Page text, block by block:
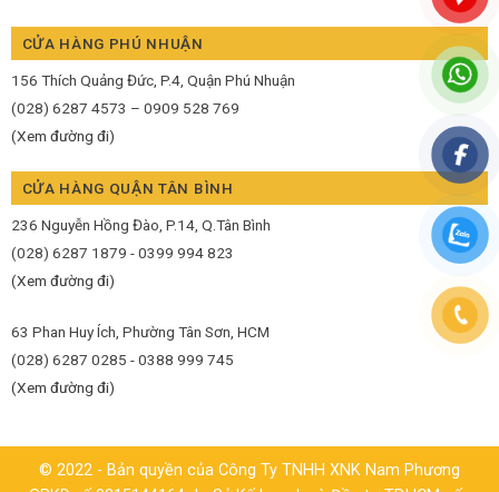
CỬA HÀNG PHÚ NHUẬN
156 Thích Quảng Đức, P.4, Quận Phú Nhuận
(028) 6287 4573 – 0909 528 769
(Xem đường đi)
CỬA HÀNG QUẬN TÂN BÌNH
236 Nguyễn Hồng Đào, P.14, Q.Tân Bình
(028) 6287 1879 - 0399 994 823
(Xem đường đi)
63 Phan Huy Ích, Phường Tân Sơn, HCM
(028) 6287 0285 - 0388 999 745
(Xem đường đi)
© 2022 - Bản quyền của Công Ty TNHH XNK Nam Phương